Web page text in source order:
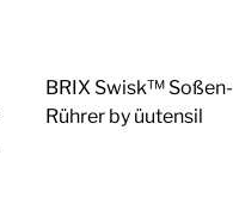
BRIX Swisk™ Soßen-
Rührer by üutensil